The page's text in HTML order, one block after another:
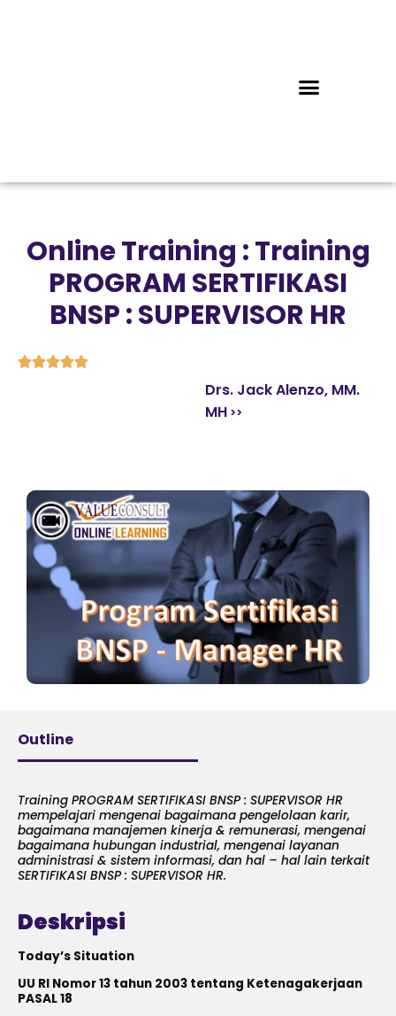
Online Training : Training
PROGRAM SERTIFIKASI
BNSP : SUPERVISOR HR

Drs. Jack Alenzo, MM.
MH
Outline
Training PROGRAM SERTIFIKASI BNSP : SUPERVISOR HR
mempelajari mengenai bagaimana pengelolaan karir,
bagaimana manajemen kinerja & remunerasi, mengenai
bagaimana hubungan industrial, mengenai layanan
administrasi & sistem informasi, dan hal – hal lain terkait
SERTIFIKASI BNSP : SUPERVISOR HR.
Deskripsi
Today’s Situation
UU RI Nomor 13 tahun 2003 tentang Ketenagakerjaan
PASAL 18